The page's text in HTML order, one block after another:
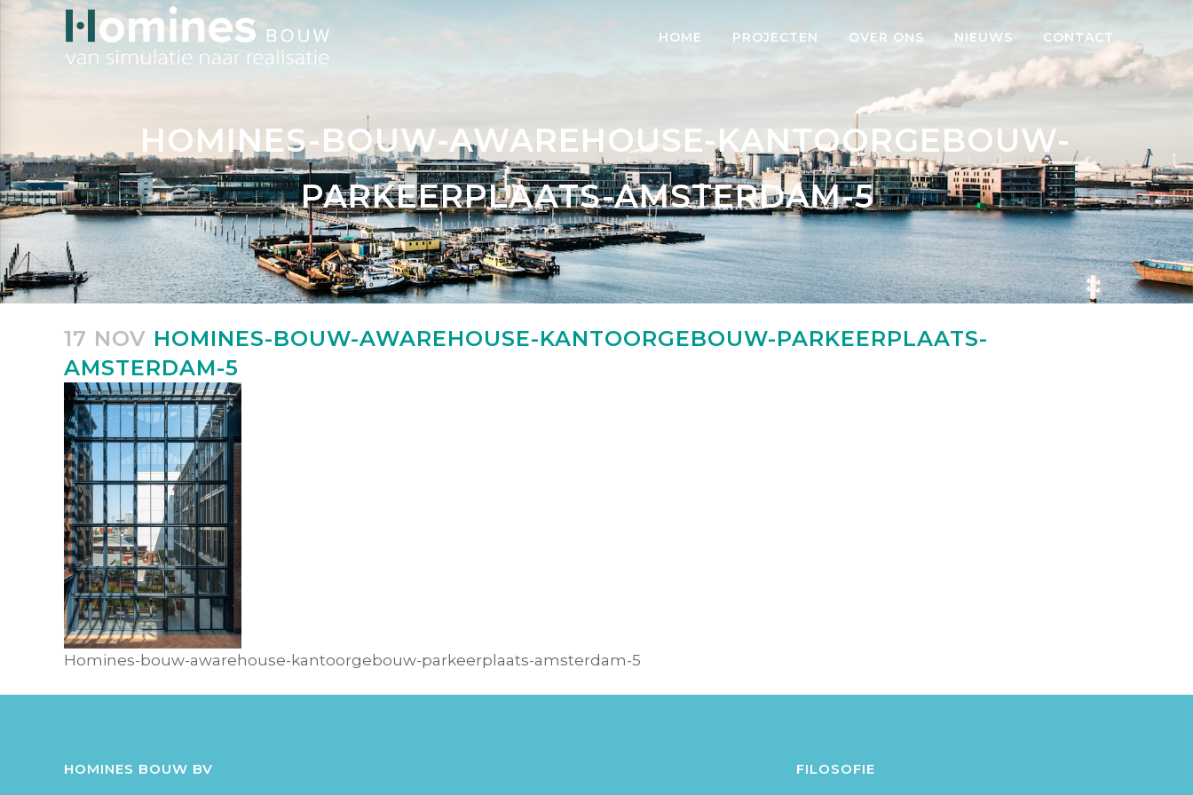
HOME PROJECTEN OVER ONS NIEUWS CONTACT
HOMINES-BOUW-AWAREHOUSE-KANTOORGEBOUW-
PARKEERPLAATS-AMSTERDAM-5
17 NOV HOMINES-BOUW-AWAREHOUSE-KANTOORGEBOUW-PARKEERPLAATS-
AMSTERDAM-5
Homines-bouw-awarehouse-kantoorgebouw-parkeerplaats-amsterdam-5
HOMINES BOUW BV FILOSOFIE